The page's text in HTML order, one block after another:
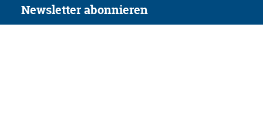
Newsletter abonnieren